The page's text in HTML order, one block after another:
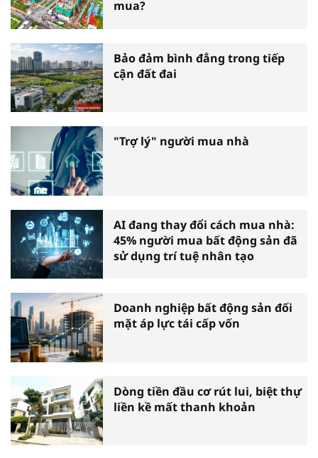
mua?
Bảo đảm bình đẳng trong tiếp
cận đất đai
"Trợ lý" người mua nhà
AI đang thay đổi cách mua nhà:
45% người mua bất động sản đã
sử dụng trí tuệ nhân tạo
Doanh nghiệp bất động sản đối
mặt áp lực tái cấp vốn
Dòng tiền đầu cơ rút lui, biệt thự
liền kề mất thanh khoản